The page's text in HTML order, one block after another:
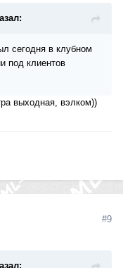
сегодня в клубном
под клиентов
выходная, вэлком))
#9